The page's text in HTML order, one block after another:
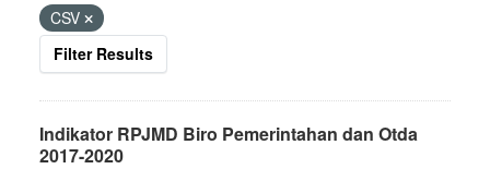
CSV
Filter Results
Indikator RPJMD Biro Pemerintahan dan Otda
2017-2020